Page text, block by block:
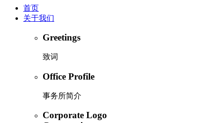
首页
关于我们
Greetings
致词
Office Profile
事务所简介
Corporate Logo